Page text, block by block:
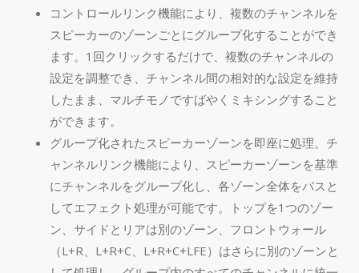
コントロールリンク機能により、複数のチャンネルを
スピーカーのゾーンごとにグループ化することができ
ます。1回クリックするだけで、複数のチャンネルの
設定を調整でき、チャンネル間の相対的な設定を維持
したまま、マルチモノですばやくミキシングすること
ができます。
グループ化されたスピーカーゾーンを即座に処理。チ
ャンネルリンク機能により、スピーカーゾーンを基準
にチャンネルをグループ化し、各ゾーン全体をバスと
してエフェクト処理が可能です。トップを1つのゾー
ン、サイドとリアは別のゾーン、フロントウォール
（L+R、L+R+C、L+R+C+LFE）はさらに別のゾーンと